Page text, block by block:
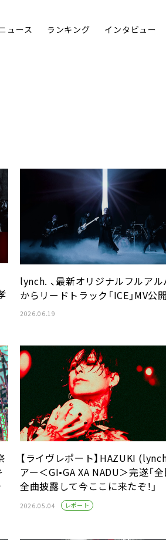
ュース ランキング インタビュー
lynch. 、最新オリジナルフルアル
からリードトラック「ICE」MV公開
2026.06.19
【ライヴレポート】HAZUKI
アー＜GI•GA XA NADU＞完遂「
全曲披露して今ここに来たぞ！」
2026.05.04 レポート